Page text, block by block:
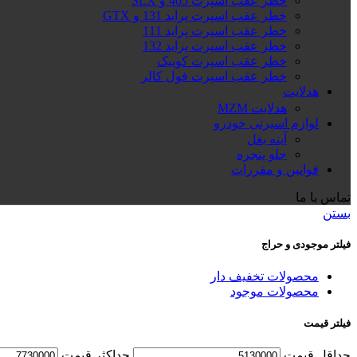
خطر عقب اسپرت پراید 131 و GTX
خطر عقب اسپرت پراید 111
خطر عقب اسپرت پراید 132
خطر عقب اسپرت کوییک
خطر عقب اسپرت فول کالر
هدلایت
هدلایت MZM
لوازم اسپرتی خودرو
آینه بغل
جلو پنجره
قوانین و مقررات
تماس با ما
بستن
فیلتر موجودی و حراج
محصولات تخفیف دار
محصولات موجود
فیلتر قیمت